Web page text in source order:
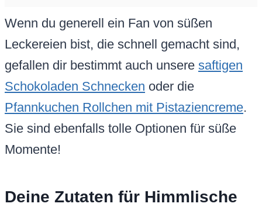
Wenn du generell ein Fan von süßen
Leckereien bist, die schnell gemacht sind,
gefallen dir bestimmt auch unsere saftigen
Schokoladen Schnecken oder die
Pfannkuchen Rollchen mit Pistaziencreme.
Sie sind ebenfalls tolle Optionen für süße
Momente!
Deine Zutaten für Himmlische